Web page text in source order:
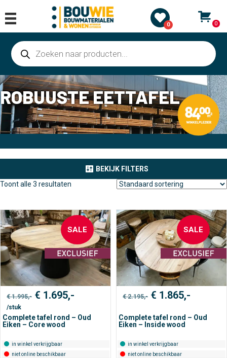
0 0
Producten
zoeken
ROBUUSTE EETTAFEL
BEKIJK FILTERS
Toont alle 3 resultaten
SALE
€1.995,- Oorspronkelijke
prijs
€ 1.995,-.
€ 1.695,-
€ 1.695,-.
/stuk
Complete tafel rond – Oud
Eiken – Core wood
in winkel verkrijgbaar
niet online beschikbaar
SALE
€2.195,- Oorspronkelijke
prijs
€ 2.195,-.
€ 1.865,-
€
Complete tafel rond – Oud
Eiken – Inside wood
in winkel verkrijgbaar
niet online beschikbaar